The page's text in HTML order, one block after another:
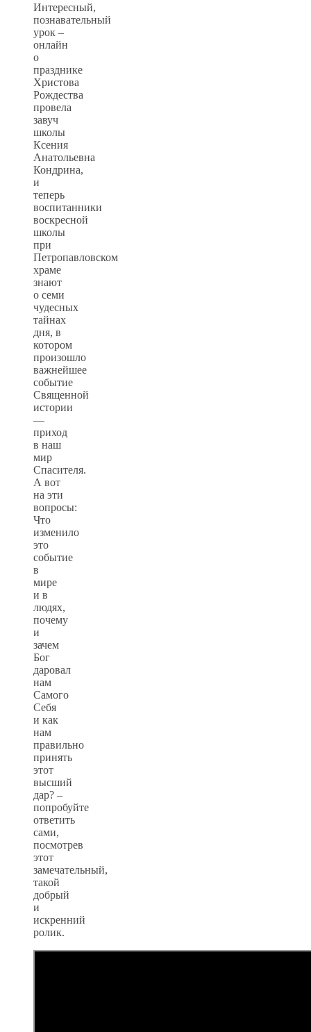
Интересный,
познавательный
урок –
онлайн
о
празднике
Христова
Рождества
провела
завуч
школы
Ксения
Анатольевна
Кондрина,
и
теперь
воспитанники
воскресной
школы
при
Петропавловском
храме
знают
о семи
чудесных
тайнах
дня, в
котором
произошло
важнейшее
событие
Священной
истории
—
приход
в наш
мир
Спасителя.
А вот
на эти
вопросы:
Что
изменило
это
событие
в
мире
и в
людях,
почему
и
зачем
Бог
даровал
нам
Самого
Себя
и как
нам
правильно
принять
этот
высший
дар? –
попробуйте
ответить
сами,
посмотрев
этот
замечательный,
такой
добрый
и
искренний
ролик.